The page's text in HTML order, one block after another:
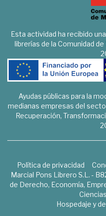
Esta actividad ha recibido
librerías de la Comunidad
Ayudas públicas para la
medianas empresas del
Recuperación,
Política de privacidad
Marcial Pons Librero S.L. -
de Derecho, Economía,
Hospedaje y